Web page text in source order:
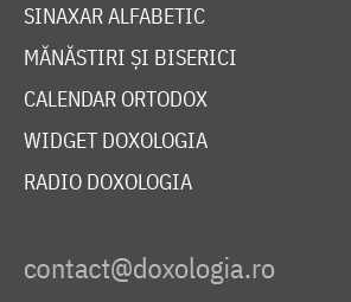
SINAXAR ALFABETIC
MĂNĂSTIRI ȘI BISERICI
CALENDAR ORTODOX
WIDGET DOXOLOGIA
RADIO DOXOLOGIA